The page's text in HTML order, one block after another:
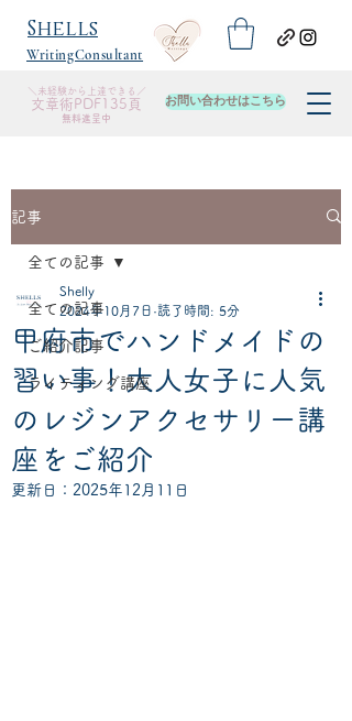
WritingConsultant
＼未経験から上達できる／
​文章術PDF135頁
無料進呈中
お問い合わせはこちら
​Shells
記事
全ての記事
ご紹介記事
ライティング講座
全ての記事
甲府市でハンドメイドの
習い事！大人女子に人気
のレジンアクセサリー講
座をご紹介
Shelly
2024年10月7日 読了時間: 5分
更新日： 2025年12月11日